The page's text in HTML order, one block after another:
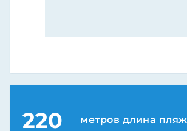
220 метров длина